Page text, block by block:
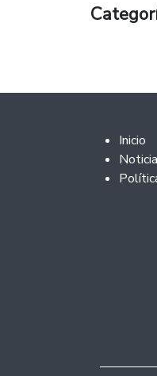
Footer 2
Inicio